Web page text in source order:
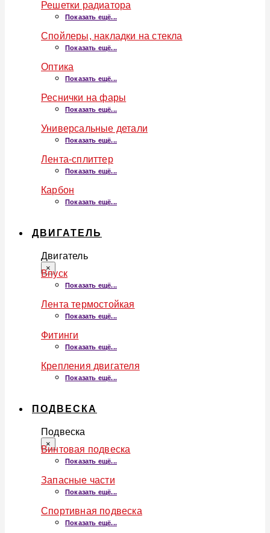
Решетки радиатора
Показать ещё...
Спойлеры, накладки на стекла
Показать ещё...
Оптика
Показать ещё...
Реснички на фары
Показать ещё...
Универсальные детали
Показать ещё...
Лента-сплиттер
Показать ещё...
Карбон
Показать ещё...
ДВИГАТЕЛЬ
Двигатель
×
Впуск
Показать ещё...
Лента термостойкая
Показать ещё...
Фитинги
Показать ещё...
Крепления двигателя
Показать ещё...
ПОДВЕСКА
Подвеска
×
Винтовая подвеска
Показать ещё...
Запасные части
Показать ещё...
Спортивная подвеска
Показать ещё...